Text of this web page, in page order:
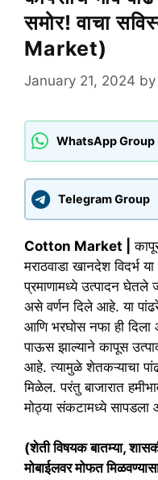
समोर! वाचा
Market)
January 21, 2024 by
WhatsApp Group
Telegram Group
Cotton Market |
मराठवाडा खानदेश विदर्भ
प्रमाणामध्ये उत्पादन घेतले
असे वर्णन दिले आहे. या
आणि भरघोस नफा ही दिला
पाऊस झाल्याने कापूस
आहे. त्यामुळे शेतकऱ्याचा
मिळेल. परंतु बाजारात
मोठ्या संकटामध्ये सापडला
(शेती विषयक बातम्या,
मोबाईलवर मोफत